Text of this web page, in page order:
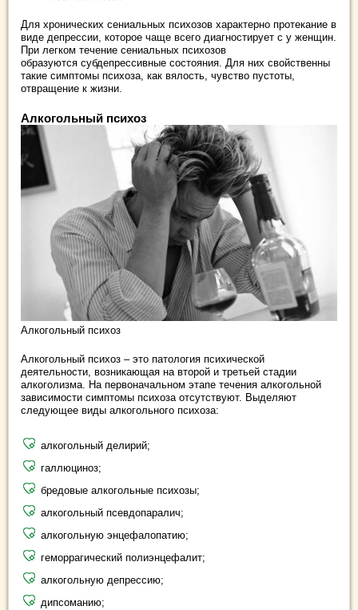
Для хронических сениальных психозов характерно протекание в
виде депрессии, которое чаще всего диагностирует с у женщин.
При легком течение сениальных психозов
образуются субдепрессивные состояния. Для них свойственны
такие симптомы психоза, как вялость, чувство пустоты,
отвращение к жизни.
Алкогольный психоз
Алкогольный психоз
Алкогольный психоз – это патология психической
деятельности, возникающая на второй и третьей стадии
алкоголизма. На первоначальном этапе течения алкогольной
зависимости симптомы психоза отсутствуют. Выделяют
следующее виды алкогольного психоза:
алкогольный делирий;
галлюциноз;
бредовые алкогольные психозы;
алкогольный псевдопаралич;
алкогольную энцефалопатию;
геморрагический полиэнцефалит;
алкогольную депрессию;
дипсоманию;